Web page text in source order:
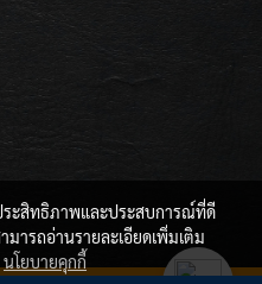
ระสิทธิภาพและประสบการณ์ที่ดี
มารถอ่านรายละเอียดเพิ่มเติม
นโยบายคุกกี้